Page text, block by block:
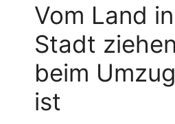
Vom Land
Stadt
beim
ist